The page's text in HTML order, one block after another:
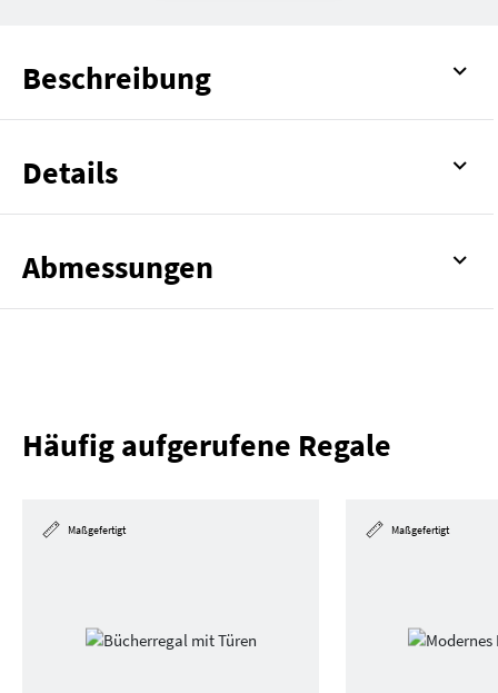
Beschreibung
Details
Abmessungen
Häufig aufgerufene Regale
Maßgefertigt Maßgefertigt